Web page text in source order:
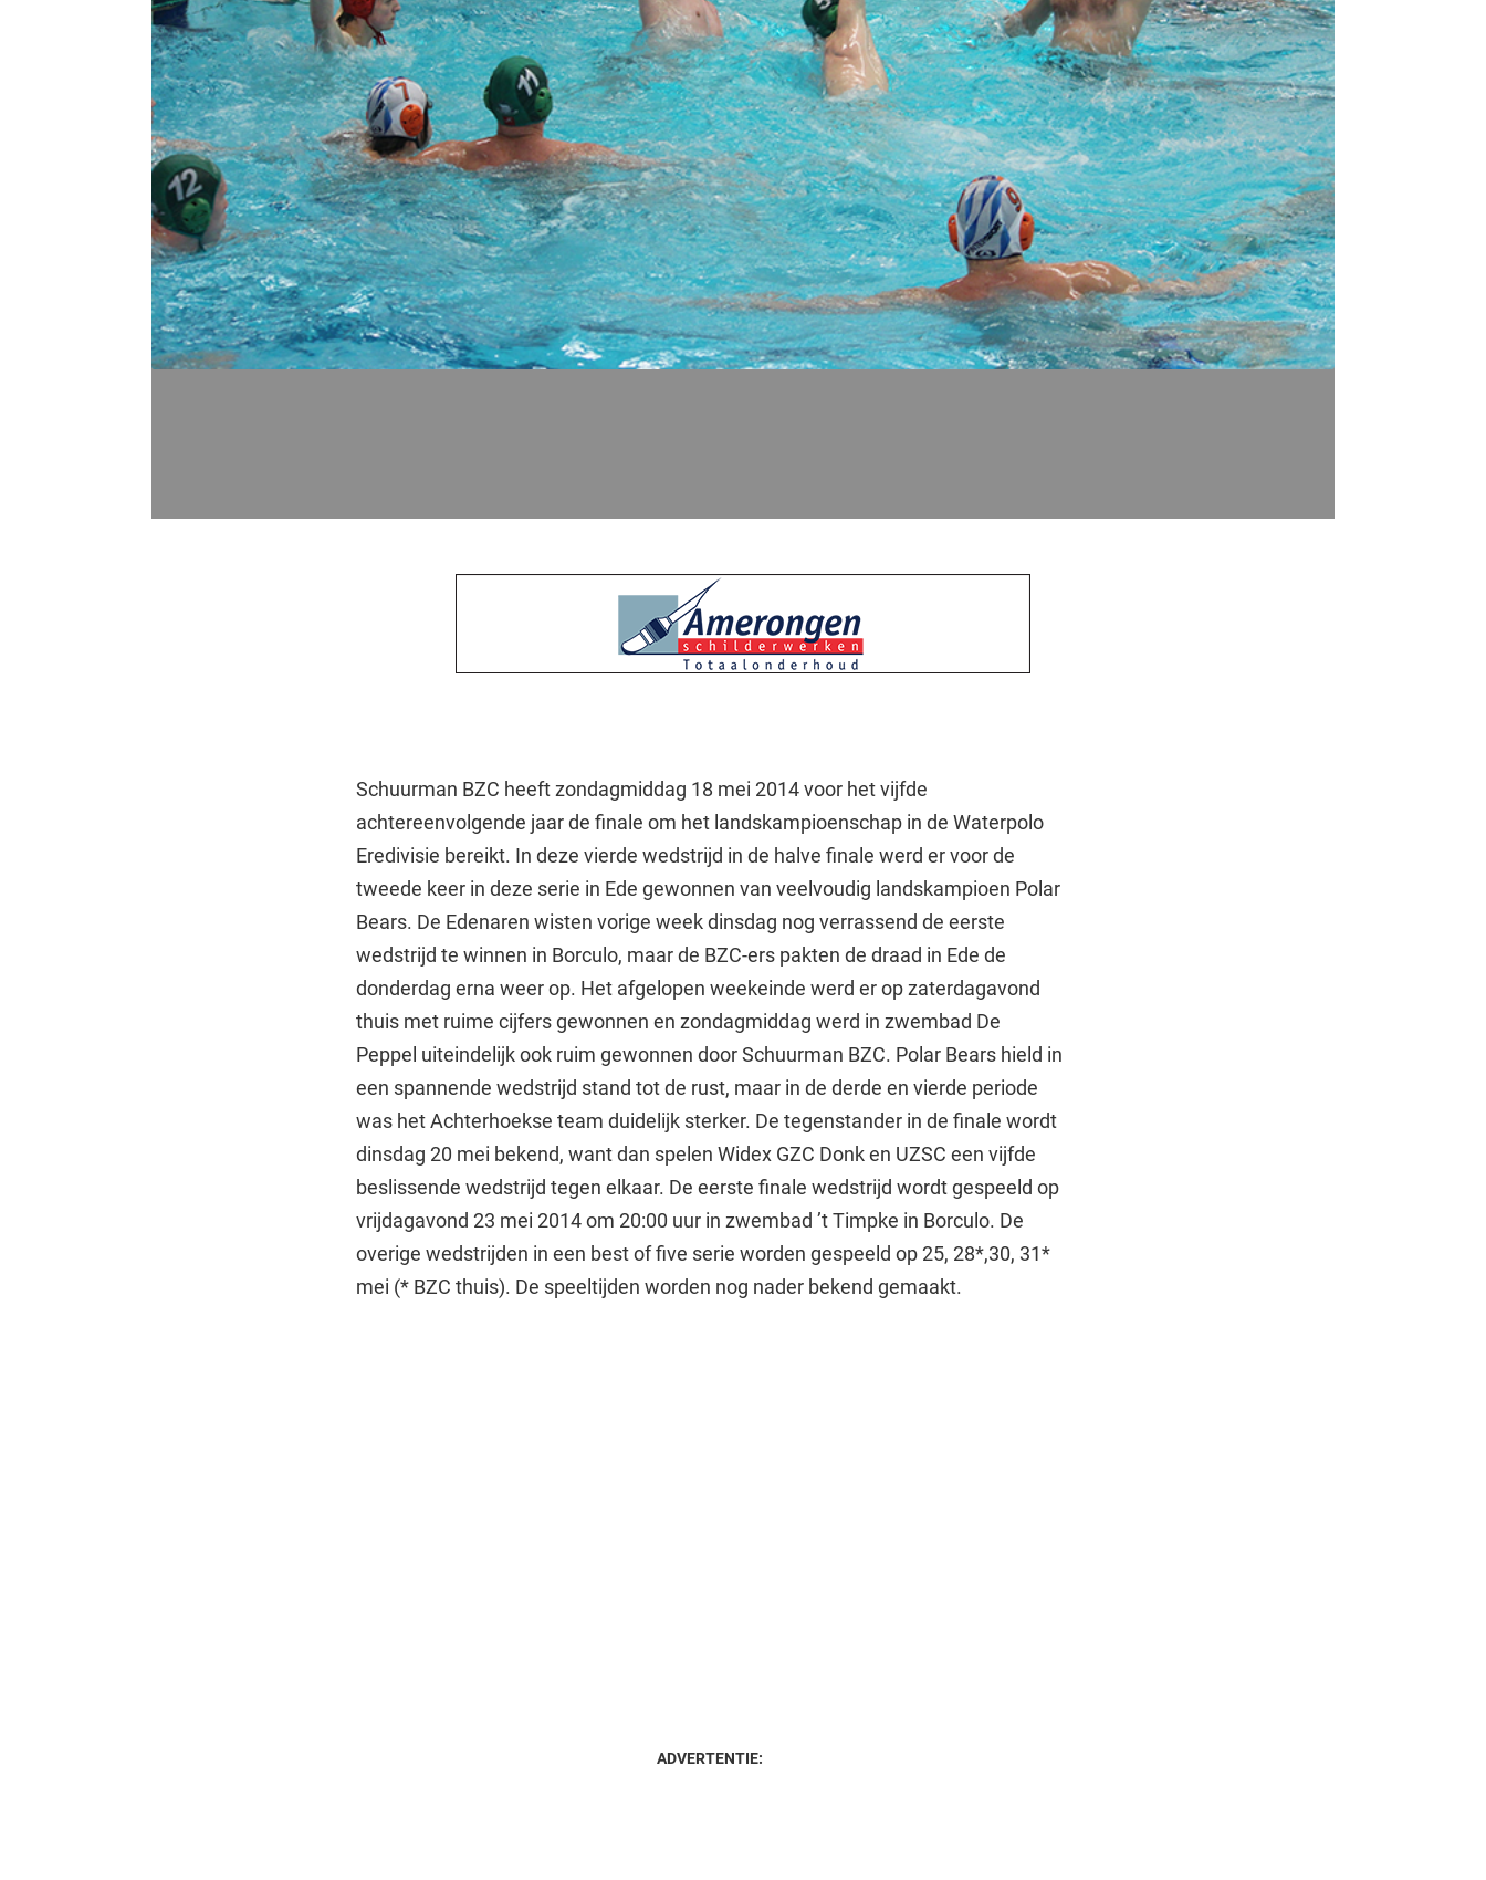
Schuurman BZC heeft zondagmiddag 18 mei 2014 voor het vijfde
achtereenvolgende jaar de finale om het landskampioenschap in de Waterpolo
Eredivisie bereikt. In deze vierde wedstrijd in de halve finale werd er voor de
tweede keer in deze serie in Ede gewonnen van veelvoudig landskampioen Polar
Bears. De Edenaren wisten vorige week dinsdag nog verrassend de eerste
wedstrijd te winnen in Borculo, maar de BZC-ers pakten de draad in Ede de
donderdag erna weer op. Het afgelopen weekeinde werd er op zaterdagavond
thuis met ruime cijfers gewonnen en zondagmiddag werd in zwembad De
Peppel uiteindelijk ook ruim gewonnen door Schuurman BZC. Polar Bears hield in
een spannende wedstrijd stand tot de rust, maar in de derde en vierde periode
was het Achterhoekse team duidelijk sterker. De tegenstander in de finale wordt
dinsdag 20 mei bekend, want dan spelen Widex GZC Donk en UZSC een vijfde
beslissende wedstrijd tegen elkaar. De eerste finale wedstrijd wordt gespeeld op
vrijdagavond 23 mei 2014 om 20:00 uur in zwembad ’t Timpke in Borculo. De
overige wedstrijden in een best of five serie worden gespeeld op 25, 28*,30, 31*
mei (* BZC thuis). De speeltijden worden nog nader bekend gemaakt.
ADVERTENTIE: